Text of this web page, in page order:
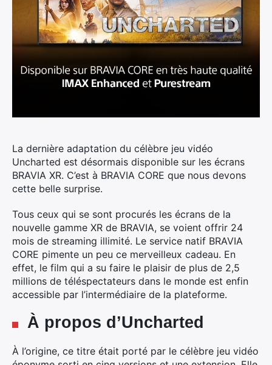
La dernière adaptation du célèbre jeu vidéo
Uncharted est désormais disponible sur les écrans
BRAVIA XR. C’est à BRAVIA CORE que nous devons
cette belle surprise.
Tous ceux qui se sont procurés les écrans de la
nouvelle gamme XR de BRAVIA, se voient offrir 24
mois de streaming illimité. Le service natif BRAVIA
CORE pimente un peu ce merveilleux cadeau. En
effet, le film qui a su faire le plaisir de plus de 2,5
millions de téléspectateurs dans le monde est enfin
accessible par l’intermédiaire de la plateforme.
À propos d’Uncharted
À l’origine, ce titre était porté par le célèbre jeu vidéo